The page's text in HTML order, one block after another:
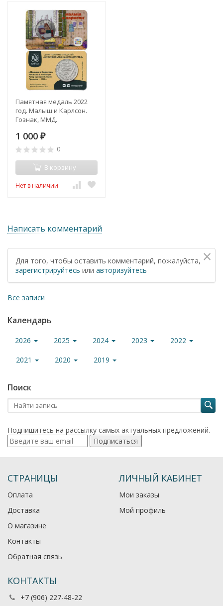
Памятная медаль 2022
год. Малыш и Карлсон.
Гознак, ММД.
1 000 ₽
0
В корзину
Нет в наличии
Написать комментарий
×
Для того, чтобы оставить комментарий, пожалуйста,
зарегистрируйтесь или авторизуйтесь
Все записи
Календарь
2026 2025 2024 2023 2022
2021 2020 2019
Поиск
Подпишитесь на рассылку самых актуальных предложений.
Подписаться
СТРАНИЦЫ
Оплата
Доставка
О магазине
Контакты
Обратная связь
ЛИЧНЫЙ КАБИНЕТ
Мои заказы
Мой профиль
КОНТАКТЫ
+7 (906) 227-48-22